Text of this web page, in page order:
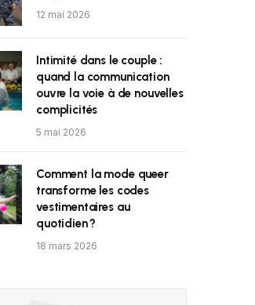
12 mai 2026
Intimité dans le couple :
quand la communication
ouvre la voie à de nouvelles
complicités
5 mai 2026
Comment la mode queer
transforme les codes
vestimentaires au
quotidien ?
18 mars 2026